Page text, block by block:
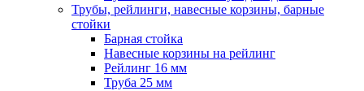
Трубы, рейлинги, навесные корзины, барные
стойки
Барная стойка
Навесные корзины на рейлинг
Рейлинг 16 мм
Труба 25 мм